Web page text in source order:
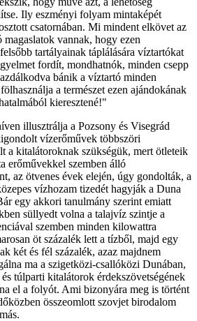
Ily eszményi folyam mintaképét
csatornában. Mi mindent elkövet az
vannak, hogy ezen
tartályainak táplálására víztartókat
fordít, mondhatnók, minden csepp
bánik a víztartó minden
a természet ezen ajándokának
kieresztené!"
illusztrálja a Pozsony és Visegrád
vízerőművek többszöri
a kitalátoroknak szükségük, mert ötleteik
erőművekkel szemben álló
az ötvenes évek elején, úgy gondolták, a
vízhozam tizedét hagyják a Duna
egy akkori tanulmány szerint emiatt
süllyedt volna a talajvíz szintje a
szemben minden kilowattra
öt százalék lett a tízből, majd egy
két és fél százalék, azaz majdnem
ma a szigetközi-csallóközi Dunában,
túlparti kitalátorok érdekszövetségének
el a folyót. Ami bizonyára meg is történt
összeomlott szovjet birodalom